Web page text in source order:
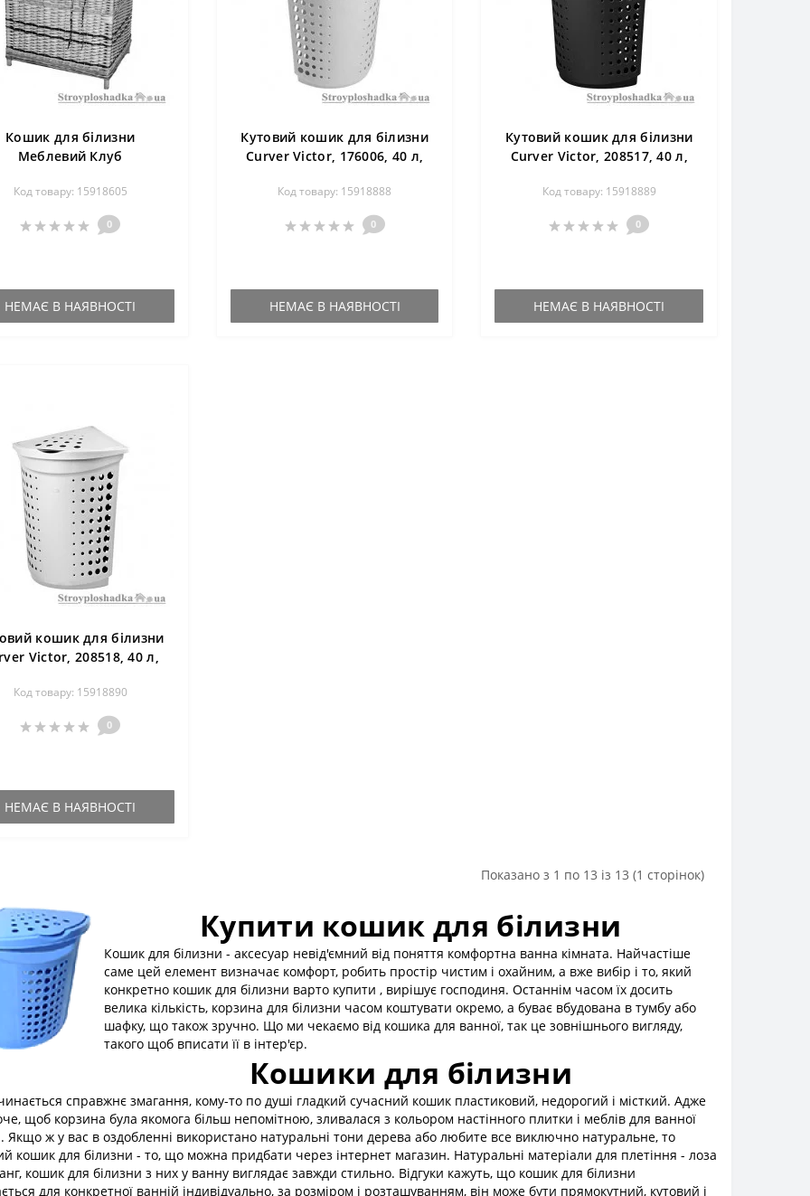
Кошик для білизни
Меблевий Клуб
32х43х68 см, лоза
Код товару: 15918605
0
НЕМАЄ В НАЯВНОСТІ
Кутовий кошик для білизни
Curver Victor, 176006, 40 л,
Код товару: 15918888
0
НЕМАЄ В НАЯВНОСТІ
Кутовий кошик для білизни
Curver Victor, 208517, 40 л,
Код товару: 15918889
0
НЕМАЄ В НАЯВНОСТІ
кошик для білизни
Victor, 208518, 40 л,
Код товару: 15918890
0
НЕМАЄ В НАЯВНОСТІ
Показано з 1 по 13 із 13 (1 сторінок)
Купити кошик для білизни
Кошик для білизни - аксесуар невід'ємний від поняття комфортна ванна кімната. Найчастіше
саме цей елемент визначає комфорт, робить простір чистим і охайним, а вже вибір і то, який
конкретно кошик для білизни варто купити , вирішує господиня. Останнім часом їх досить
велика кількість, корзина для білизни часом коштувати окремо, а буває вбудована в тумбу або
шафку, що також зручно. Що ми чекаємо від кошика для ванної, так це зовнішнього вигляду,
такого щоб вписати її в інтер'єр.
Кошики для білизни
справжнє змагання, кому-то по душі гладкий сучасний кошик пластиковий, недорогий і місткий. Адже
щоб корзина була якомога більш непомітною, зливалася з кольором настінного плитки і меблів для ванної
Якщо ж у вас в оздобленні використано натуральні тони дерева або любите все виключно натуральне, то
кошик для білизни - то, що можна придбати через інтернет магазин. Натуральні матеріали для плетіння - лоза
кошик для білизни з них у ванну виглядає завжди стильно. Відгуки кажуть, що кошик для білизни
для конкретної ванній індивідуально, за розміром і розташуванням, він може бути прямокутний, кутовий і